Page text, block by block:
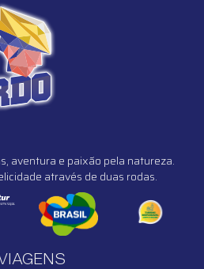
aventura e paixão pela natureza.
através de duas rodas.